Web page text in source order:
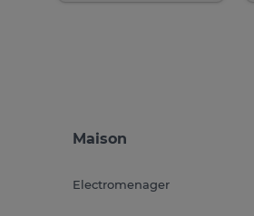
Maison
Electromenager